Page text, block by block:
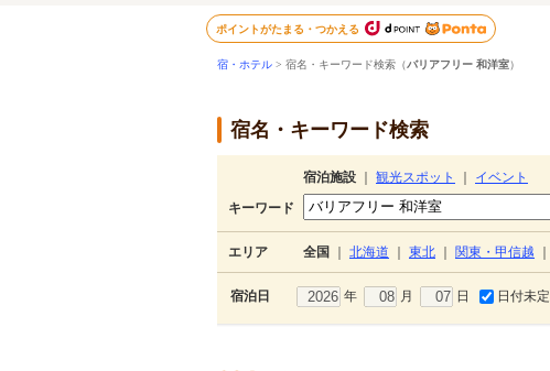
ポイントがたまる・つかえる
宿・ホテル > 宿名・キーワード検索（バリアフリー 和洋室）
宿名・キーワード検索
宿泊施設 観光スポット
イベント
キーワード
エリア 全国 北海道 東北 関東・甲信越
宿泊日 年 月 日 日付未定